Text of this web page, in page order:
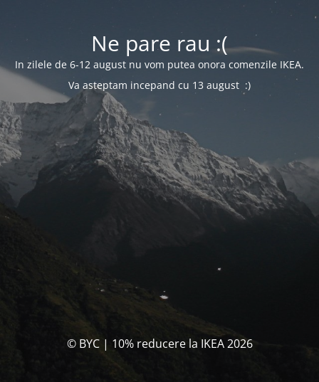
Ne pare rau :(
In zilele de 6-12 august nu vom putea onora comenzile IKEA.
Va asteptam incepand cu 13 august :)
© BYC | 10% reducere la IKEA 2026